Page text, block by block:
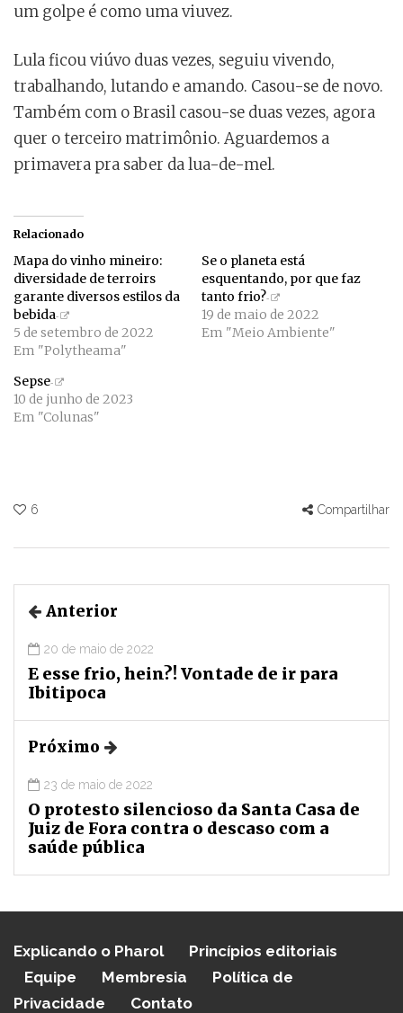
um golpe é como uma viuvez.
Lula ficou viúvo duas vezes, seguiu vivendo,
trabalhando, lutando e amando. Casou-se de novo.
Também com o Brasil casou-se duas vezes, agora
quer o terceiro matrimônio. Aguardemos a
primavera pra saber da lua-de-mel.
Relacionado
Mapa do vinho mineiro:
diversidade de terroirs
garante diversos estilos da
bebida
5 de setembro de 2022
Em "Polytheama"
Se o planeta está
esquentando, por que faz
tanto frio?
19 de maio de 2022
Em "Meio Ambiente"
Sepse
10 de junho de 2023
Em "Colunas"
6 Compartilhar
Anterior
20 de maio de 2022
E esse frio, hein?! Vontade de ir para
Ibitipoca
Próximo
23 de maio de 2022
O protesto silencioso da Santa Casa de
Juiz de Fora contra o descaso com a
saúde pública
Explicando o Pharol
Princípios editoriais
Equipe
Membresia
Política de
Privacidade
Contato